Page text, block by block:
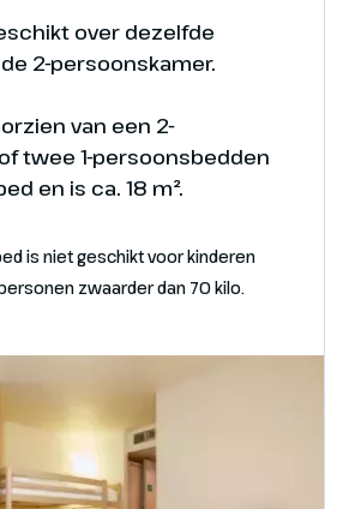
over dezelfde
2-persoonskamer.
van een 2-
twee 1-persoonsbedden
en is ca. 18 m².
is niet geschikt voor kinderen
zwaarder dan 70 kilo.
van de betoverende wereld vol
en vrolijke Disney magie die
de magie in Disney Adventure